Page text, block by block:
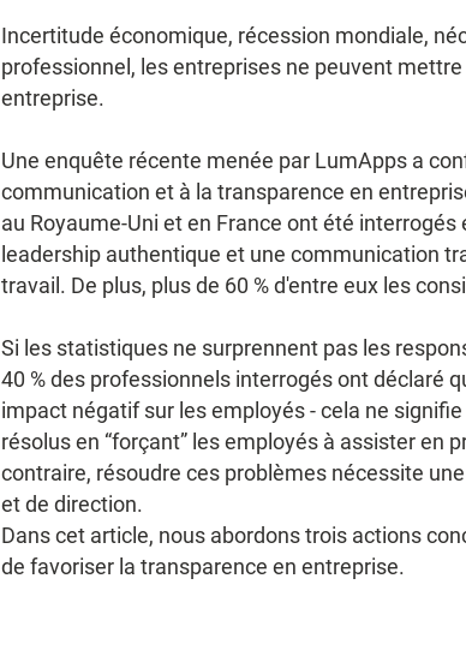
Incertitude économique, récession mondiale,
professionnel, les entreprises ne peuvent
entreprise.
Une enquête récente menée par LumApps a
communication et à la transparence en
au Royaume-Uni et en France ont été
leadership authentique et une communication
travail. De plus, plus de 60 % d'entre eux les
Si les statistiques ne surprennent pas les
40 % des professionnels interrogés ont déclaré
impact négatif sur les employés - cela ne
résolus en “forçant” les employés à assister en
contraire, résoudre ces problèmes nécessite
et de direction.
Dans cet article, nous abordons trois actions
de favoriser la transparence en entreprise.